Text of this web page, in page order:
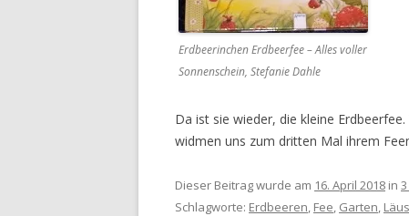
Erdbeerinchen Erdbeerfee – Alles voller
Sonnenschein, Stefanie Dahle
Da ist sie wieder, die kleine
widmen uns zum dritten Mal ihrem
Dieser Beitrag wurde am 16. April 2018 in
Schlagworte: Erdbeeren, Fee, Garten,